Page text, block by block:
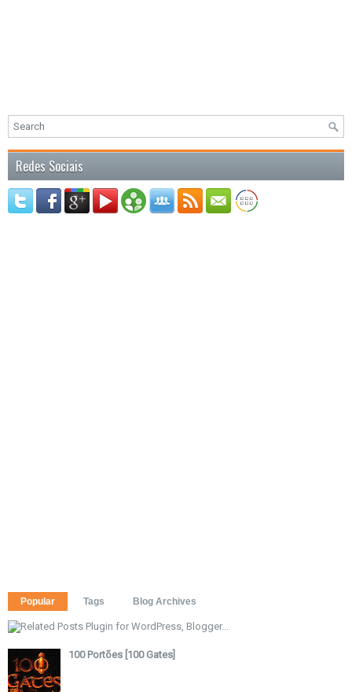
Redes Sociais
Popular Tags Blog Archives
100 Portões [100 Gates]